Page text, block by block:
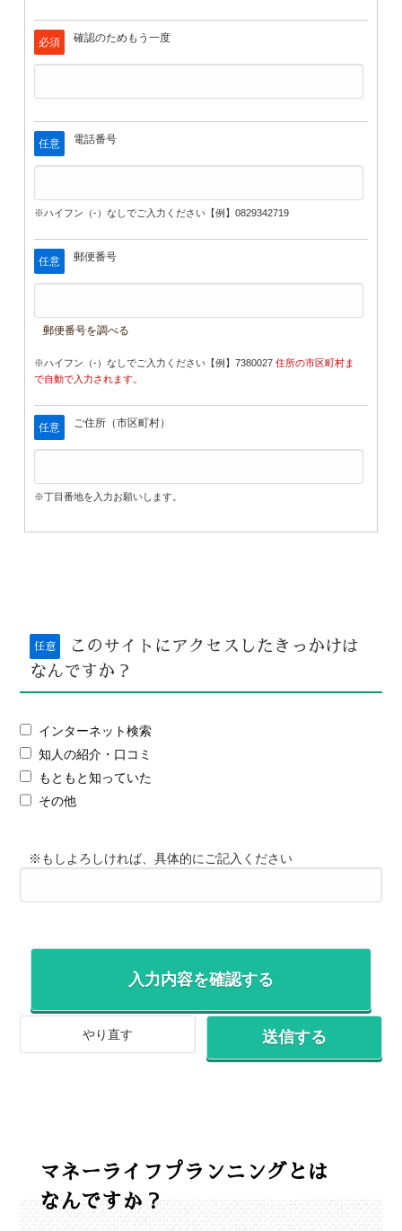
必須 確認のためもう一度
任意 電話番号
※ハイフン（-）なしでご入力ください【例】0829342719
任意 郵便番号
郵便番号を調べる
※ハイフン（-）なしでご入力ください【例】7380027 住所の市区町村ま
で自動で入力されます。
任意 ご住所（市区町村）
※丁目番地を入力お願いします。
任意
このサイトにアクセスしたきっかけは
なんですか？
インターネット検索
知人の紹介・口コミ
もともと知っていた
その他
※もしよろしければ、具体的にご記入ください
マネーライフプランニングとは
なんですか？